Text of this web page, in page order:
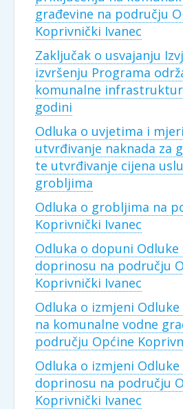
građevine na području
Koprivnički Ivanec
Zaključak o usvajanju
izvršenju Programa
komunalne
godini
Odluka o uvjetima i
utvrđivanje naknada za
te utvrđivanje cijena
grobljima
Odluka o grobljima na
Koprivnički Ivanec
Odluka o dopuni
doprinosu na području
Koprivnički Ivanec
Odluka o izmjeni
na komunalne vodne
području Općine
Odluka o izmjeni
doprinosu na području
Koprivnički Ivanec